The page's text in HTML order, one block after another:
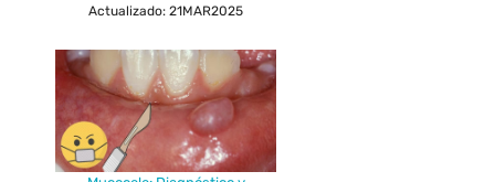
Actualizado: 21MAR2025